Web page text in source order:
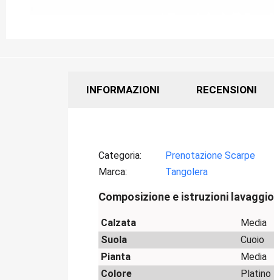
INFORMAZIONI RECENSIONI
Categoria
Prenotazione Scarpe
Marca
Tangolera
Composizione e istruzioni lavaggio
Calzata
Media
Suola
Cuoio
Pianta
Media
Colore
Platino